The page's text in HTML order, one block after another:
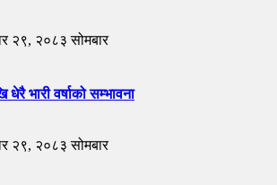
२९, २०८३ सोमबार
धेरै भारी वर्षाको सम्भावना
२९, २०८३ सोमबार